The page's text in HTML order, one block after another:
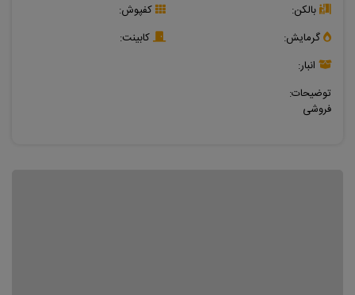
بالکن:
کفپوش:
گرمایش:
کابینت:
انبار:
توضیحات:
فروشی